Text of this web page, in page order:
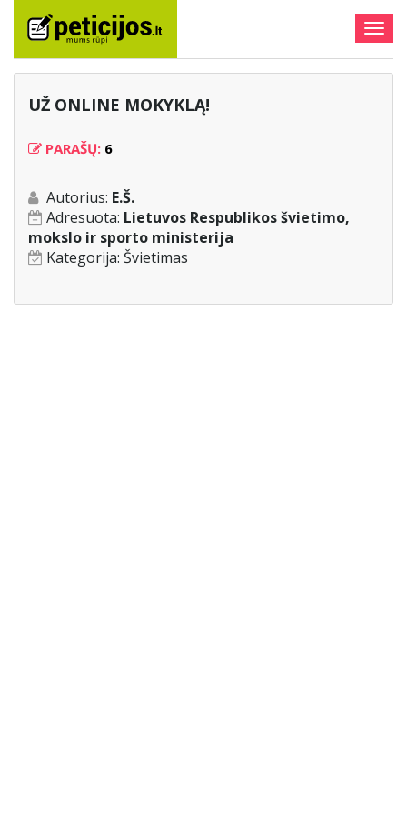
UŽ ONLINE MOKYKLĄ!
PARAŠŲ: 6
Autorius: E.Š.
Adresuota: Lietuvos Respublikos švietimo,
mokslo ir sporto ministerija
Kategorija: Švietimas